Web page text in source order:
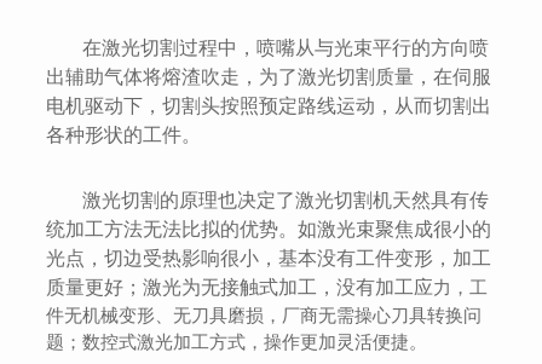
在激光切割过程中，喷嘴从与光束平行的方向喷
出辅助气体将熔渣吹走，为了激光切割质量，在伺服
电机驱动下，切割头按照预定路线运动，从而切割出
各种形状的工件。
激光切割的原理也决定了激光切割机天然具有传
统加工方法无法比拟的优势。如激光束聚焦成很小的
光点，切边受热影响很小，基本没有工件变形，加工
质量更好；激光为无接触式加工，没有加工应力，工
件无机械变形、无刀具磨损，厂商无需操心刀具转换问
题；数控式激光加工方式，操作更加灵活便捷。